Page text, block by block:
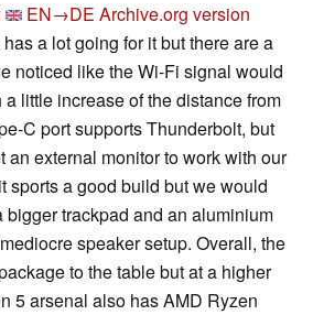
EN→DE Archive.org version
a lot going for it but there are a
noticed like the Wi-Fi signal would
little increase of the distance from
C port supports Thunderbolt, but
an external monitor to work with our
sports a good build but we would
bigger trackpad and an aluminium
speaker setup. Overall, the
to the table but at a higher
5 arsenal also has AMD Ryzen